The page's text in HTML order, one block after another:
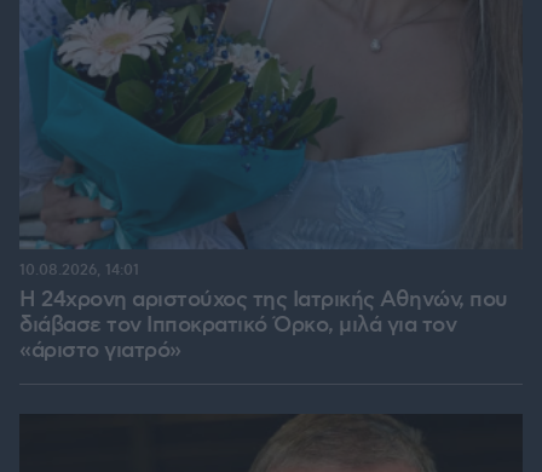
Η 24χρονη αριστούχος της Ιατρικής Αθηνών, που
διάβασε τον Ιπποκρατικό Όρκο, μιλά για τον
«άριστο γιατρό»
10.08.2026, 14:01